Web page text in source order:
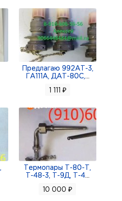
Предлагаю 992АТ-3,
ГА111А, ДАТ-80С,
1 111 ₽
Термопары Т-80-Т,
Т-48-3, Т-9Д, Т-4...
10 000 ₽